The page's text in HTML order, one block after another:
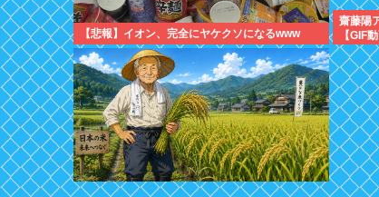
【悲報】イオン、完全にヤケクソになるwww
齋藤陽
【GIF